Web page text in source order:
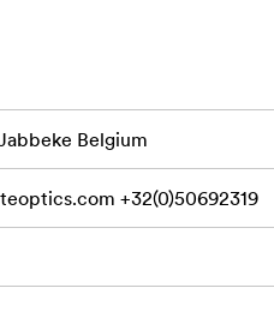
și memorabil.
contrastul, producând
Belgium
+32(0)50692319